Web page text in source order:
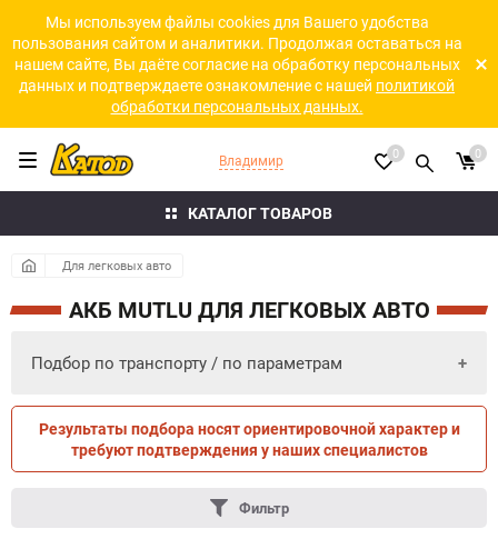
Мы используем файлы cookies для Вашего удобства
пользования сайтом и аналитики. Продолжая оставаться на
нашем сайте, Вы даёте согласие на обработку персональных
данных и подтверждаете ознакомление с нашей политикой
обработки персональных данных.
КАТАЛОГ ТОВАРОВ
Владимир 0 0
Для легковых авто
АКБ MUTLU ДЛЯ ЛЕГКОВЫХ АВТО
Подбор по транспорту / по параметрам
ПО ТРАНСПОРТУ ПО ПАРАМЕТРАМ
Результаты подбора носят ориентировочной характер и
требуют подтверждения у наших специалистов
Фильтр